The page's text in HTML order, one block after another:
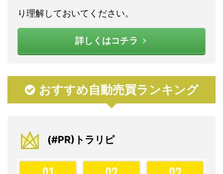
り理解しておいてください。
詳しくはコチラ
おすすめ自動売買ランキング
(#PR)トラリピ